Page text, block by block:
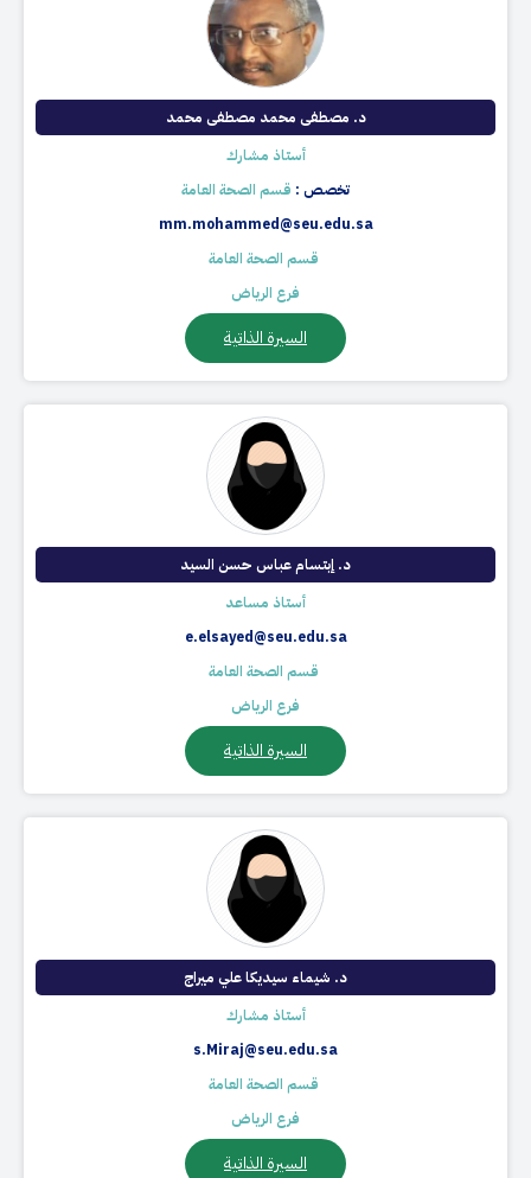
د. مصطفى محمد مصطفى محمد
أستاذ مشارك
تخصص : قسم الصحة العامة
mm.mohammed@seu.edu.sa
​ قسم الصحة العامة
فرع الرياض
السيرة الذاتية
د. إبتسام عباس حسن السيد
أستاذ مساعد
e.elsayed@seu.edu.sa
​ قسم الصحة العامة
فرع الرياض
السيرة الذاتية
د. شيماء سيديكا علي ميراج
أستاذ مشارك
s.Miraj@seu.edu.sa
​ قسم الصحة العامة
فرع الرياض
السيرة الذاتية